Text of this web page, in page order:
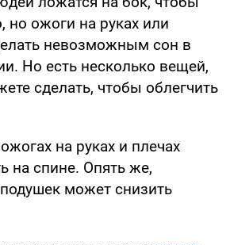
но ожоги на руках или
невозможным сон в
Но есть несколько вещей,
сделать, чтобы облегчить
на руках и плечах
на спине. Опять же,
может снизить